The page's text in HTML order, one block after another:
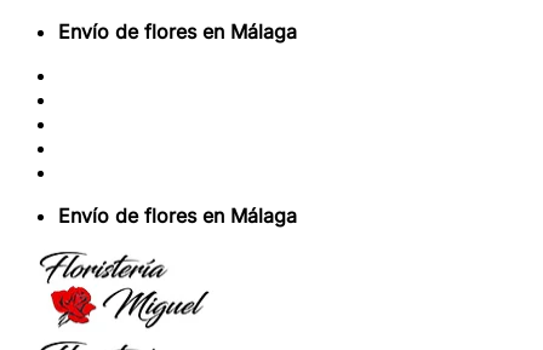
Saltar
contenido
Envío de flores en Málaga
Envío de flores en Málaga